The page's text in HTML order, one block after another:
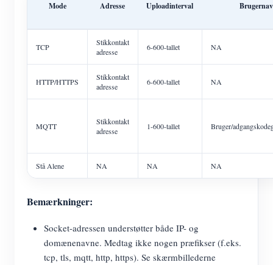
Mode Adresse Uploadinterval
TCP
Stikkontakt
adresse
6-600-tallet NA
HTTP/HTTPS
Stikkontakt
adresse
6-600-tallet NA
MQTT
Stikkontakt
adresse
1-600-tallet Bruger/
Stå Alene NA NA NA
Bemærkninger:
Socket-adressen understøtter både IP- og
domænenavne. Medtag ikke nogen præfikser (f.eks.
tcp, tls, mqtt, http, https). Se skærmbillederne